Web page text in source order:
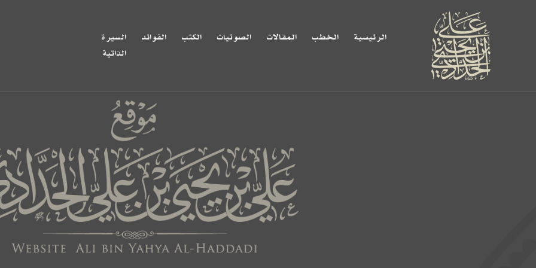
الرئيسية الخطب المقالات الصوتيات الكتب الفوائد
السيرة
الذاتية